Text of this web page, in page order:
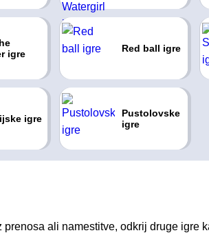
igre
Red ball igre
igre
Pustolovske
igre
ali namestitve, odkrij druge igre